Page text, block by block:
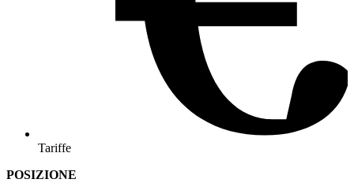
Tariffe
POSIZIONE